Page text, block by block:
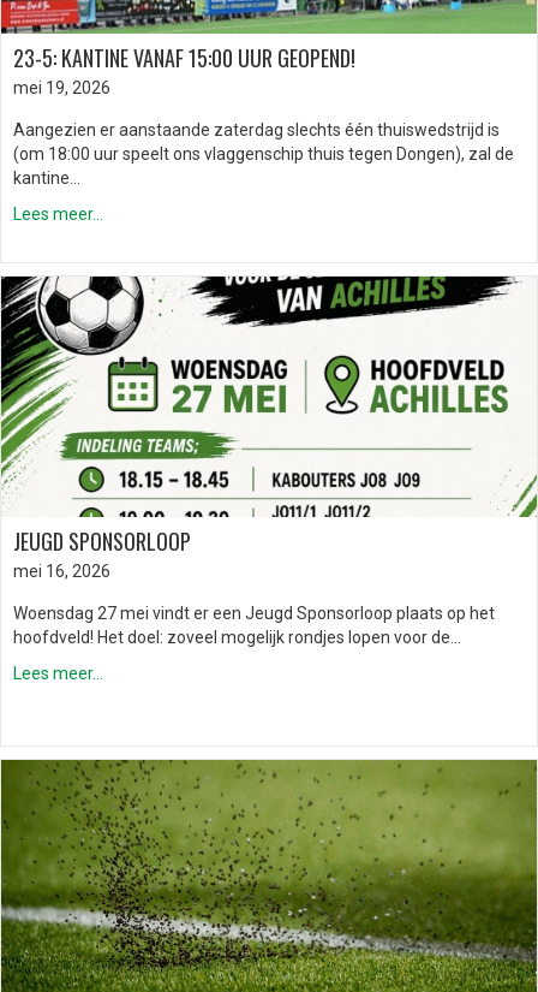
23-5: KANTINE VANAF 15:00 UUR GEOPEND!
mei 19, 2026
Aangezien er aanstaande zaterdag slechts één thuiswedstrijd is
(om 18:00 uur speelt ons vlaggenschip thuis tegen Dongen), zal de
kantine…
Lees meer...
JEUGD SPONSORLOOP
mei 16, 2026
Woensdag 27 mei vindt er een Jeugd Sponsorloop plaats op het
hoofdveld! Het doel: zoveel mogelijk rondjes lopen voor de…
Lees meer...